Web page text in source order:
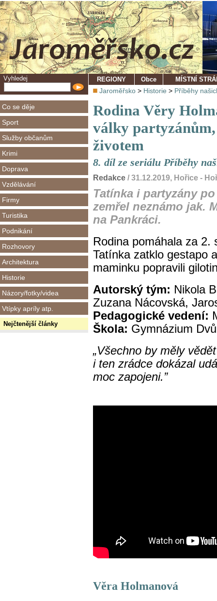
Vyhledej
Co se děje
Sport
Služby občanům
Krimi
Doprava
Vzdělávání
Firmy
Turistika
Podnikání
Rozhovory
Architektura
Historie
Názory/fotky/videa
Vtípky apríly atp.
Nejčtenější články
REGIONY Obce MÍSTNÍ
Jaroměřsko > Historie > Příběhy
Rodina Věry
války
životem
8. díl ze seriálu Příběhy
Redakce / 31.12.2019, Hořice -
Tatínka i partyzány
zemřel neznámo jak.
na Pankráci.
Rodina pomáhala za 2.
Tatínka zatklo gestapo
maminku popravili
Autorský tým: Nikola
Zuzana Nácovská,
Pedagogické vedení:
Škola: Gymnázium
„Všechno by měly
i ten zrádce dokázal
moc zapojeni.”
Věra Holmanová